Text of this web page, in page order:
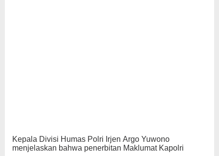
Kepala Divisi Humas Polri Irjen Argo Yuwono
menjelaskan bahwa penerbitan Maklumat Kapolri